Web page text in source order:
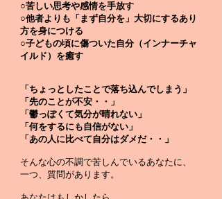
○苦しい思考や感情を手放す
○他者よりも 「 まず自分を」大切にするあり
方を身につける
○子どもの頃に傷ついた自分（インナーチャ
イルド）を癒す
「ちょっとしたことで落ち込んでしまう」
「先のことが不安・・」
「鬱っぽくて気分が晴れない」
「何をするにも自信がない」
「あの人に比べて自分はダメだ・・」
そんな心の不調で苦しんでいるあなたに、
一つ、質問があります。